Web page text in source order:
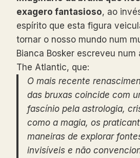
exagero fantasioso, ao
espírito que esta figura
tornar o nosso mundo num
Bianca Bosker escreveu
The Atlantic, que:
O mais recente
das bruxas coincide com
fascínio pela astrologia,
como a magia, os
maneiras de explorar
invisíveis e não